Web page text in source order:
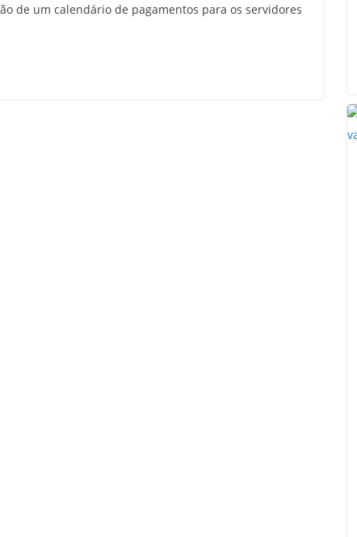
de um calendário de pagamentos para os servidores